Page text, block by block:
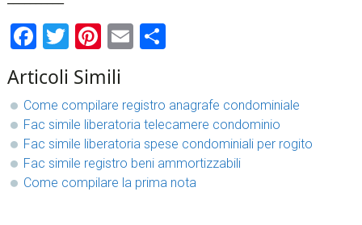
Facebook
Twitter
Pinterest
EmailCondividi
Articoli Simili
Come compilare registro anagrafe condominiale
Fac simile liberatoria telecamere condominio​
Fac simile liberatoria spese condominiali per rogito​
Fac simile registro beni ammortizzabili
Come compilare la prima nota